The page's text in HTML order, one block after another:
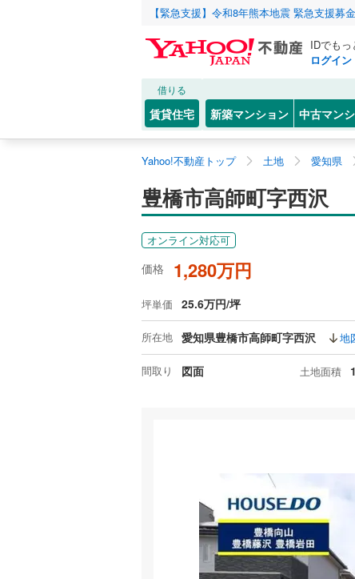
【緊急支援】令和8年熊本地震 緊急支援募
IDでも
ログイン
借りる
賃貸住宅 新築マンション 中古マン
Yahoo!不動産トップ 土地 愛知県
豊橋市高師町字西沢
オンライン対応可
価格 1,280万円
坪単価 25.6万円/坪
所在地 愛知県豊橋市高師町字西沢 地
間取り 図面 土地面積